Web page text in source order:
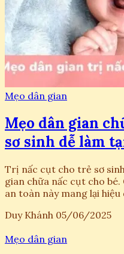
Mẹo dân gian
Mẹo dân gian
sơ sinh dễ làm
Trị nấc cụt cho trẻ sơ
gian chữa nấc cụt cho bé.
an toàn này mang lại hiệu
Duy Khánh 05/06/2025
Mẹo dân gian